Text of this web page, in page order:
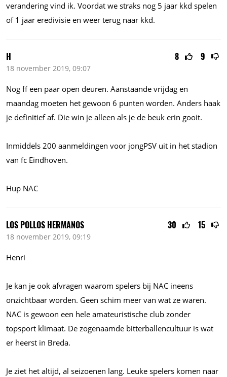
verandering vind ik. Voordat we straks nog 5 jaar kkd spelen
of 1 jaar eredivisie en weer terug naar kkd.
8 9
H
18 november 2019, 09:07
Nog ff een paar open deuren. Aanstaande vrijdag en
maandag moeten het gewoon 6 punten worden. Anders haak
je definitief af. Die win je alleen als je de beuk erin gooit.
Inmiddels 200 aanmeldingen voor jongPSV uit in het stadion
van fc Eindhoven.
Hup NAC
30 15
LOS POLLOS HERMANOS
18 november 2019, 09:19
Henri
Je kan je ook afvragen waarom spelers bij NAC ineens
onzichtbaar worden. Geen schim meer van wat ze waren.
NAC is gewoon een hele amateuristische club zonder
topsport klimaat. De zogenaamde bitterballencultuur is wat
er heerst in Breda.
Je ziet het altijd, al seizoenen lang. Leuke spelers komen naar